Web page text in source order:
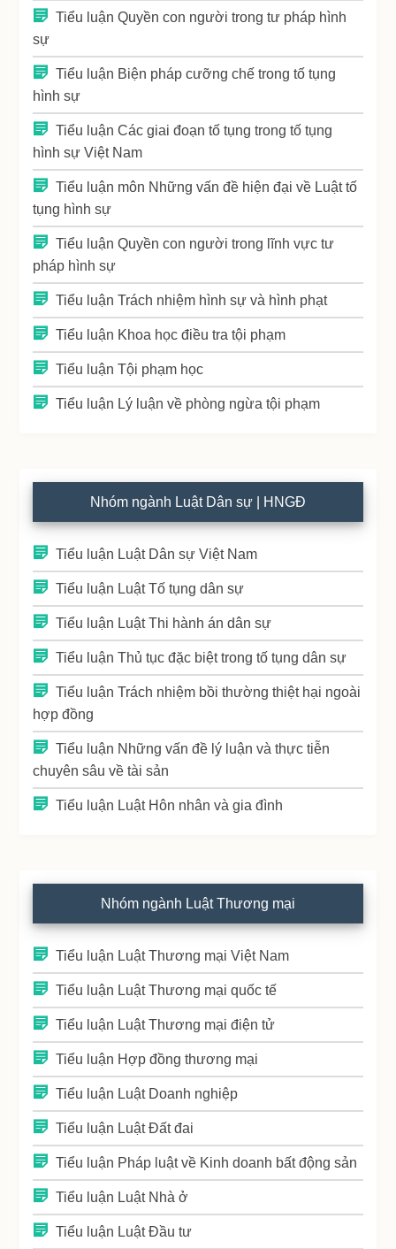
Tiểu luận Quyền con người trong tư pháp hình
sự
Tiểu luận Biện pháp cưỡng chế trong tố tụng
hình sự
Tiểu luận Các giai đoạn tố tụng trong tố tụng
hình sự Việt Nam
Tiểu luận môn Những vấn đề hiện đại về Luật tố
tụng hình sự
Tiểu luận Quyền con người trong lĩnh vực tư
pháp hình sự
Tiểu luận Trách nhiệm hình sự và hình phạt
Tiểu luận Khoa học điều tra tội phạm
Tiểu luận Tội phạm học
Tiểu luận Lý luận về phòng ngừa tội phạm
Nhóm ngành Luật Dân sự | HNGĐ
Tiểu luận Luật Dân sự Việt Nam
Tiểu luận Luật Tố tụng dân sự
Tiểu luận Luật Thi hành án dân sự
Tiểu luận Thủ tục đặc biệt trong tố tụng dân sự
Tiểu luận Trách nhiệm bồi thường thiệt hại ngoài
hợp đồng
Tiểu luận Những vấn đề lý luận và thực tiễn
chuyên sâu về tài sản
Tiểu luận Luật Hôn nhân và gia đình
Nhóm ngành Luật Thương mại
Tiểu luận Luật Thương mại Việt Nam
Tiểu luận Luật Thương mại quốc tế
Tiểu luận Luật Thương mại điện tử
Tiểu luận Hợp đồng thương mại
Tiểu luận Luật Doanh nghiệp
Tiểu luận Luật Đất đai
Tiểu luận Pháp luật về Kinh doanh bất động sản
Tiểu luận Luật Nhà ở
Tiểu luận Luật Đầu tư